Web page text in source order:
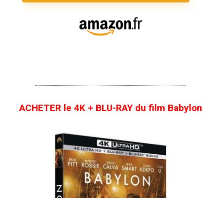
ACHETER le 4K + BLU-RAY du film Babylon